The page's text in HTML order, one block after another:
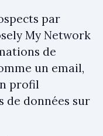
par
My Network
de
un email,
profil
de données sur